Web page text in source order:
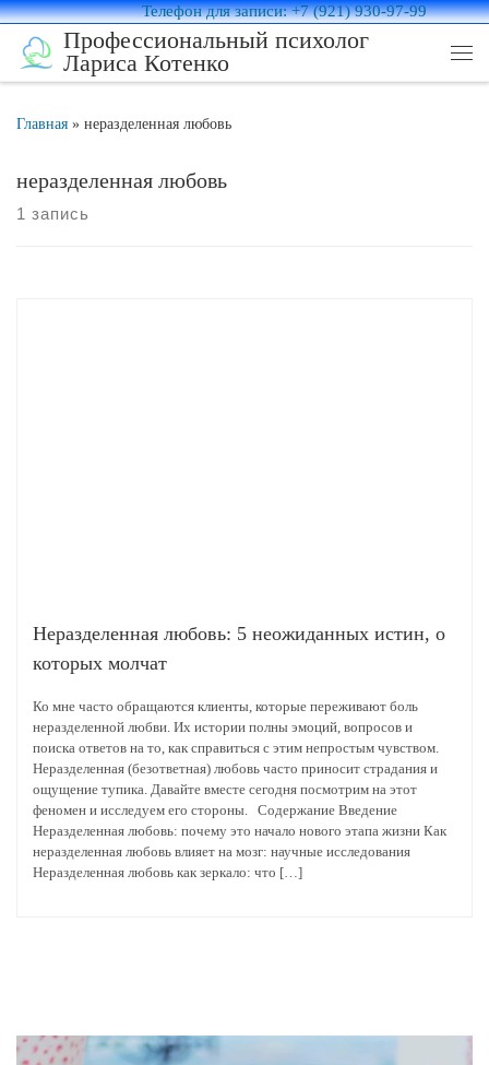
Перейти к содержимому
Телефон для записи: +7 (921) 930-97-99
Профессиональный психолог
Лариса Котенко
Главная » неразделенная любовь
неразделенная любовь
1 запись
Неразделенная любовь: 5 неожиданных истин, о
которых молчат
Ко мне часто обращаются клиенты, которые переживают боль
неразделенной любви. Их истории полны эмоций, вопросов и
поиска ответов на то, как справиться с этим непростым чувством.
Неразделенная (безответная) любовь часто приносит страдания и
ощущение тупика. Давайте вместе сегодня посмотрим на этот
феномен и исследуем его стороны. Содержание Введение
Неразделенная любовь: почему это начало нового этапа жизни Как
неразделенная любовь влияет на мозг: научные исследования
Неразделенная любовь как зеркало: что […]